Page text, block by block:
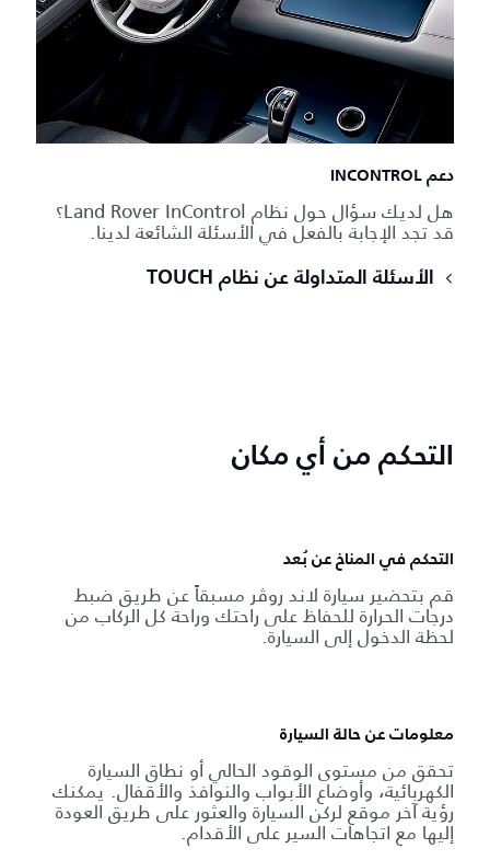
دعم INCONTROL
هل لديك سؤال حول نظام Land Rover InControl؟
قد تجد الإجابة بالفعل في الأسئلة الشائعة لدينا.
الأسئلة المتداولة عن نظام TOUCH
التحكم من أي مكان
التحكم في المناخ عن بُعد
قم بتحضير سيارة لاند روڤر مسبقاً عن طريق ضبط
درجات الحرارة للحفاظ على راحتك وراحة كل الركاب من
لحظة الدخول إلى السيارة.
معلومات عن حالة السيارة
تحقق من مستوى الوقود الحالي أو نطاق السيارة
الكهربائية، وأوضاع الأبواب والنوافذ والأقفال. يمكنك
رؤية آخر موقع لركن السيارة والعثور على طريق العودة
إليها مع اتجاهات السير على الأقدام.